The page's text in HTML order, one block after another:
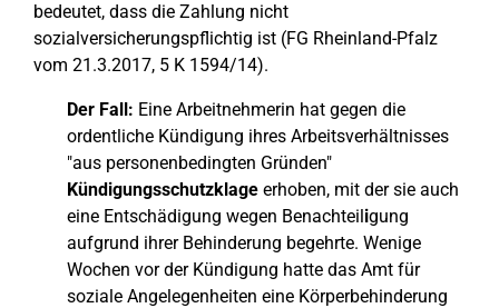
bedeutet, dass die Zahlung nicht
sozialversicherungspflichtig ist (FG Rheinland-Pfalz
vom 21.3.2017, 5 K 1594/14).
Der Fall: Eine Arbeitnehmerin hat gegen die
ordentliche Kündigung ihres Arbeitsverhältnisses
"aus personenbedingten Gründen"
Kündigungsschutzklage erhoben, mit der sie auch
eine Entschädigung wegen Benachteiligung
aufgrund ihrer Behinderung begehrte. Wenige
Wochen vor der Kündigung hatte das Amt für
soziale Angelegenheiten eine Körperbehinderung